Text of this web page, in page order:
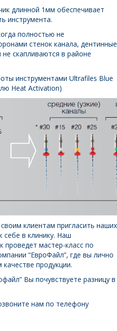
длинной 1мм обеспечивает
инструмента.
полностью не
стенок канала, дентинные
скапливаются в районе
инструментами Ultrafiles Blue
Heat Activation)
клиентам пригласить наших
себе в клинику. Наш
проведет мастер-класс по
“ЕвроФайл”, где вы лично
продукции.
Вы почувствуете разницу в
нам по телефону